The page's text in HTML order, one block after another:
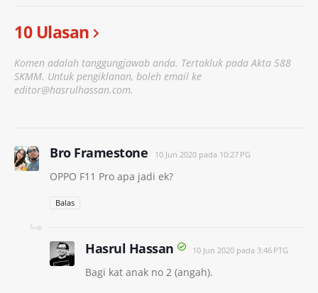
10 Ulasan
Komen adalah tanggungjawab anda. Tertakluk pada Akta 588
SKMM. Untuk pengiklanan, boleh email ke
editor@hasrulhassan.com.
Bro Framestone 10 Jun 2020 pada 10:27 PG
OPPO F11 Pro apa jadi ek?
Balas
Hasrul Hassan 10 Jun 2020 pada 3:46 PTG
Bagi kat anak no 2 (angah).